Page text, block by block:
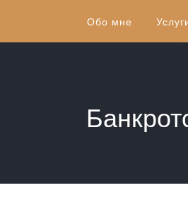
Обо мне